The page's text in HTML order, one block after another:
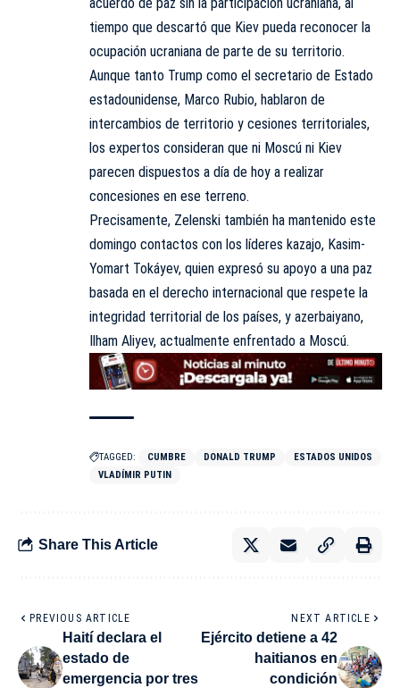
acuerdo de paz sin la participación ucraniana, al
tiempo que descartó que Kiev pueda reconocer la
ocupación ucraniana de parte de su territorio.
Aunque tanto Trump como el secretario de Estado
estadounidense, Marco Rubio, hablaron de
intercambios de territorio y cesiones territoriales,
los expertos consideran que ni Moscú ni Kiev
parecen dispuestos a día de hoy a realizar
concesiones en ese terreno.
Precisamente, Zelenski también ha mantenido este
domingo contactos con los líderes kazajo, Kasim-
Yomart Tokáyev, quien expresó su apoyo a una paz
basada en el derecho internacional que respete la
integridad territorial de los países, y azerbaiyano,
Ilham Aliyev, actualmente enfrentado a Moscú.
TAGGED: CUMBRE DONALD TRUMP
ESTADOS UNIDOS
VLADÍMIR PUTIN
Share This Article
PREVIOUS ARTICLE
Haití declara el
estado de
emergencia por tres
NEXT ARTICLE
Ejército detiene a 42
haitianos en
condición